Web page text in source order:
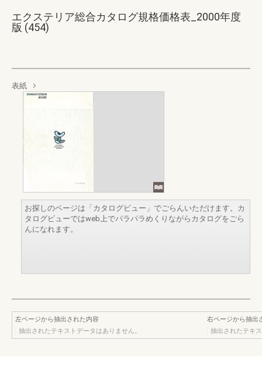
エクステリア総合カタログ規格価格表_2000年度
版 (454)
表紙
お探しのページは「カタログビュー」でごらんいただけます。カ
タログビューではweb上でパラパラめくりながらカタログをごら
んになれます。
左ページから抽出された内容
抽出されたテキストデータはありません。
右ページから抽出
抽出されたテキ